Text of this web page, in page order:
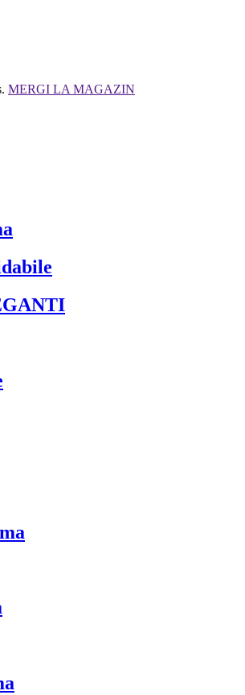
MERGI LA MAGAZIN